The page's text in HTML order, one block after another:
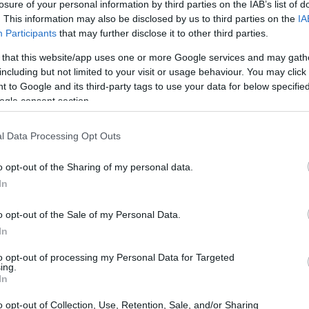
of your personal information by third parties on the IAB’s list of
This information may also be disclosed by us to third parties on the
Participants that may further disclose it to other third parties.
that this website/app uses one or more Google services and may
but not limited to your visit or usage behaviour. You may
to Google and its third-party tags to use your data for below
consent section.
Data Processing Opt Outs
opt-out of the Sharing of my personal data.
opt-out of the Sale of my Personal Data.
opt-out of processing my Personal Data for Targeted
opt-out of Collection, Use, Retention, Sale, and/or Sharing
particolare l’Under 17, è spesso considerato una
di semifinali scudetto, l’atmosfera si fa
U17, in programma al Francioni di Latina, non
per due squadre che hanno dimostrato di avere
carte in regola per prevalere?
e percorso
squadra nel suo girone, chiudendo al secondo
28 gol. Non è un mistero: la formazione granata ha
temibili come l’Inter. La vittoria per 3-2 tra le mura
che questi ragazzi sanno gestire la pressione e
a questo punto della competizione. Un terzo